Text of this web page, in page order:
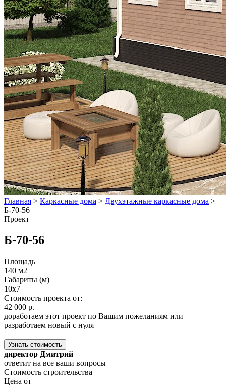
Главная > Каркасные дома > Двухэтажные каркасные дома >
Б-70-56
Проект
Б-70-56
Площадь
140 м2
Габариты (м)
10х7
Стоимость проекта от:
42 000 р.
доработаем этот проект по Вашим пожеланиям или
разработаем новый с нуля
Узнать стоимость
директор Дмитрий
ответит на все ваши вопросы
Стоимость строительства
Цена от